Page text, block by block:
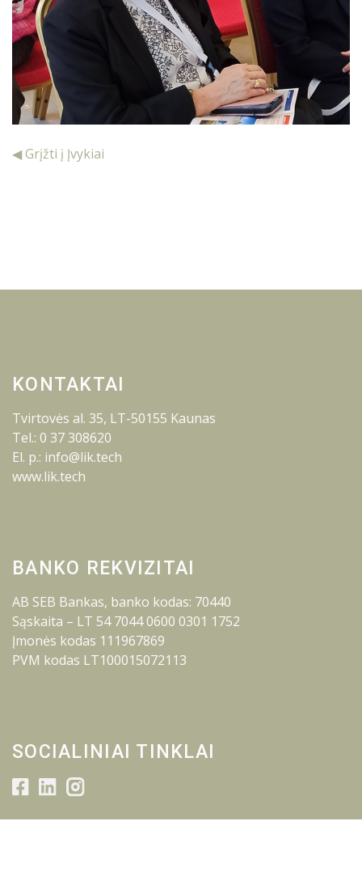
◀ Grįžti į Įvykiai
KONTAKTAI
Tvirtovės al. 35, LT-50155 Kaunas
Tel.: 0 37 308620
El. p.: info@lik.tech
www.lik.tech
BANKO REKVIZITAI
AB SEB Bankas, banko kodas: 70440
Sąskaita – LT 54 7044 0600 0301 1752
Įmonės kodas 111967869
PVM kodas LT100015072113
SOCIALINIAI TINKLAI